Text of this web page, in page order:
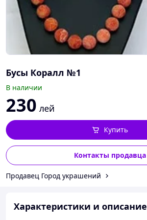
Бусы Коралл №1
В наличии
230 лей
Контакты продавца
Купить
Продавец Город украшений
Характеристики и описание